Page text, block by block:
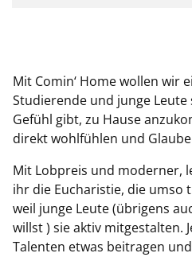
Mit Comin‘ Home wollen wir
Studierende und junge
Gefühl gibt, zu Hause
direkt wohlfühlen und
Mit Lobpreis und moderner,
ihr die Eucharistie, die umso
weil junge Leute (übrigens
willst ) sie aktiv mitgestalten.
Talenten etwas beitragen